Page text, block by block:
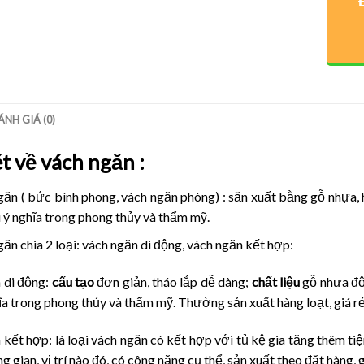
GIÁ (0)
về vách ngăn :
( bức bình phong, vách ngăn phòng) : săn xuất bằng gỗ
ý nghĩa trong phong thủy và thẩm mỹ.
chia 2 loại: vách ngăn di động, vách ngăn kết hợp:
di động: cấu tạođơn giản, tháo lắp dễ dàng; chất liệugỗ nhựa
trong phong thủy và thẩm mỹ. Thường sản xuất hàng loạt, giá
kết hợp: là loại vách ngăn có kết hợp với tủ kệ gia tăng thêm
gian, vị trí nào đó, có công năng cụ thể, sản xuất theo đặt